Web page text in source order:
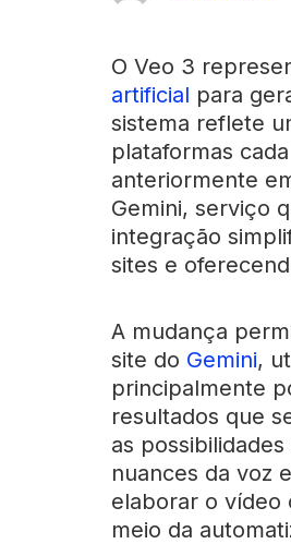
O Veo 3
artificial para
sistema reflete
plataformas
anteriormente
Gemini, serviço
integração
sites e
A mudança
site do Gemini,
principalmente
resultados que
as
nuances da voz
elaborar o vídeo
meio da